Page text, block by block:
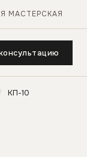
МАСТЕРСКАЯ
КП-10